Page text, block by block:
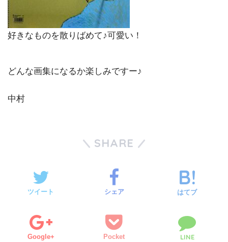
好きなものを散りばめて♪可愛い！
どんな画集になるか楽しみですー♪
中村
SHARE
ツイート シェア はてブ
Google+ Pocket LINE